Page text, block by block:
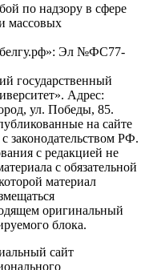
по надзору в сфере
массовых
Эл №ФС77-
государственный
Адрес:
ул. Победы, 85.
на сайте
законодательством РФ.
с редакцией не
с обязательной
материал
оригинальный
блока.
сайт